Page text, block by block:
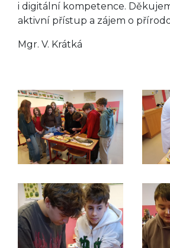
i digitální kompetence.
aktivní přístup a zájem o
Mgr. V. Krátká